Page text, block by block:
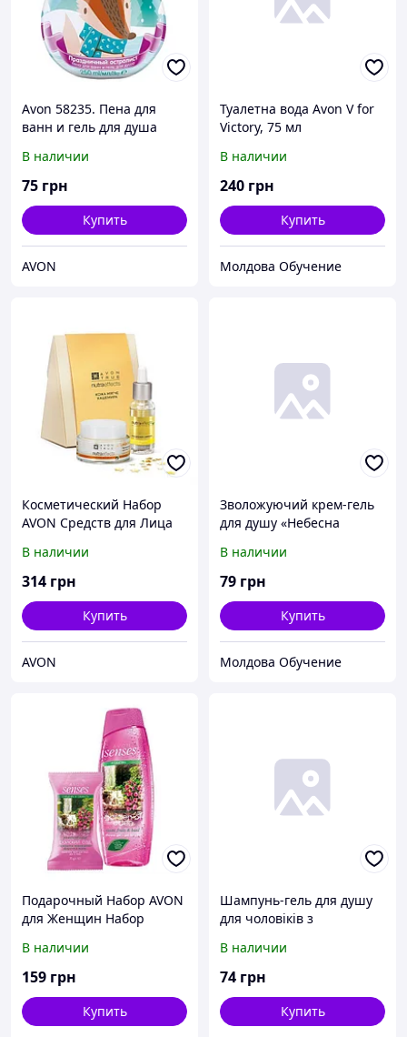
Avon 58235. Пена для
ванн и гель для душа
остролист". Эйвон, Ейвон
В наличии
75 грн
Купить
AVON
Туалетна вода Avon V for
Victory, 75 мл
В наличии
240 грн
Купить
Молдова Обучение
Косметический Набор
AVON Средств для Лица
В наличии
314 грн
Купить
AVON
Зволожуючий крем-гель
для душу «Небесна
В наличии
79 грн
Купить
Молдова Обучение
Подарочный Набор AVON
для Женщин Набор
Ейвон, Avon
В наличии
159 грн
Купить
Шампунь-гель для душу
для чоловіків з
«Екстрим», 720 мл
В наличии
74 грн
Купить